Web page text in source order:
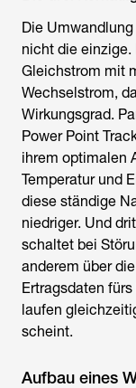
Die
nicht die
Gleichstrom mit
Wechselstrom,
Wirkungsgrad.
Power Point
ihrem optimalen
Temperatur und
diese ständige
niedriger. Und
schaltet bei
anderem über
Ertragsdaten
laufen
scheint.
Aufbau eines